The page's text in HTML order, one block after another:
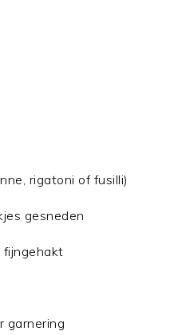
rigatoni of fusilli)
gesneden
fijngehakt
garnering